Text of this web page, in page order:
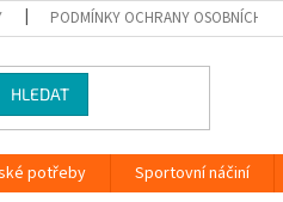
PODMÍNKY OCHRANY OSOBNÍCH
HLEDAT
potřeby Sportovní náčiní